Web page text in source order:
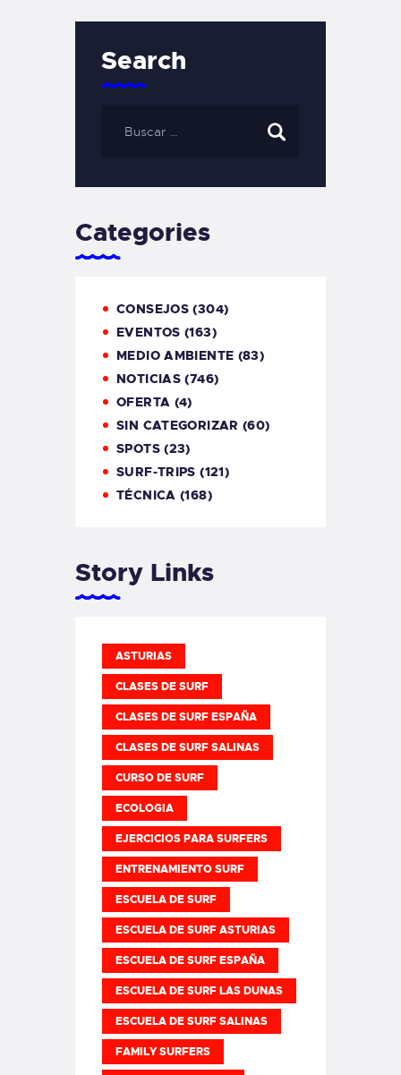
Search
Categories
CONSEJOS (304)
EVENTOS (163)
MEDIO AMBIENTE (83)
NOTICIAS (746)
OFERTA (4)
SIN CATEGORIZAR (60)
SPOTS(23)
SURF-TRIPS (121)
TÉCNICA (168)
Story Links
ASTURIAS
CLASES DE SURF
CLASES DE SURF ESPAÑA
CLASES DE SURF SALINAS
CURSO DE SURF
ECOLOGIA
EJERCICIOS PARA SURFERS
ENTRENAMIENTO SURF
ESCUELA DE SURF
ESCUELA DE SURF ASTURIAS
ESCUELA DE SURF ESPAÑA
ESCUELA DE SURF LAS DUNAS
ESCUELA DE SURF SALINAS
FAMILY SURFERS